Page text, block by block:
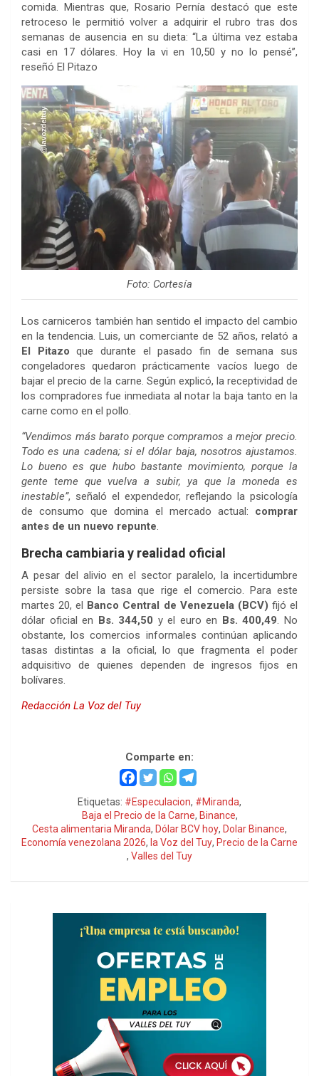
comida. Mientras que, Rosario Pernía destacó que este
retroceso le permitió volver a adquirir el rubro tras dos
semanas de ausencia en su dieta: “La última vez estaba
casi en 17 dólares. Hoy la vi en 10,50 y no lo pensé”,
reseñó El Pitazo
Foto: Cortesía
Los carniceros también han sentido el impacto del cambio
en la tendencia. Luis, un comerciante de 52 años, relató a
El Pitazo que durante el pasado fin de semana sus
congeladores quedaron prácticamente vacíos luego de
bajar el precio de la carne. Según explicó, la receptividad de
los compradores fue inmediata al notar la baja tanto en la
carne como en el pollo.
“Vendimos más barato porque compramos a mejor precio.
Todo es una cadena; si el dólar baja, nosotros ajustamos.
Lo bueno es que hubo bastante movimiento, porque la
gente teme que vuelva a subir, ya que la moneda es
inestable”, señaló el expendedor, reflejando la psicología
de consumo que domina el mercado actual: comprar
antes de un nuevo repunte.
Brecha cambiaria y realidad oficial
A pesar del alivio en el sector paralelo, la incertidumbre
persiste sobre la tasa que rige el comercio. Para este
martes 20, el Banco Central de Venezuela (BCV) fijó el
dólar oficial en Bs. 344,50 y el euro en Bs. 400,49. No
obstante, los comercios informales continúan aplicando
tasas distintas a la oficial, lo que fragmenta el poder
adquisitivo de quienes dependen de ingresos fijos en
bolívares.
Redacción La Voz del Tuy
Comparte en:
Etiquetas: #Especulacion, #Miranda,
Baja el Precio de la Carne, Binance,
Cesta alimentaria Miranda, Dólar BCV hoy, Dolar Binance,
Economía venezolana 2026, la Voz del Tuy, Precio de la Carne
, Valles del Tuy